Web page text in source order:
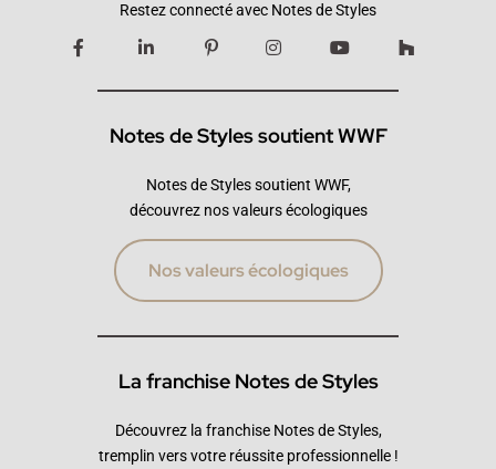
Restez connecté avec Notes de Styles
Notes de Styles soutient WWF
Notes de Styles soutient WWF,
découvrez nos valeurs écologiques
Nos valeurs écologiques
La franchise Notes de Styles
Découvrez la franchise Notes de Styles,
tremplin vers votre réussite professionnelle !